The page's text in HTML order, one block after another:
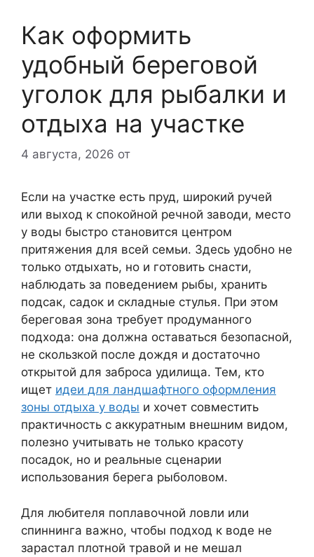
Как оформить
удобный береговой
уголок для рыбалки и
отдыха на участке
4 августа, 2026 от
Если на участке есть пруд, широкий ручей
или выход к спокойной речной заводи, место
у воды быстро становится центром
притяжения для всей семьи. Здесь удобно не
только отдыхать, но и готовить снасти,
наблюдать за поведением рыбы, хранить
подсак, садок и складные стулья. При этом
береговая зона требует продуманного
подхода: она должна оставаться безопасной,
не скользкой после дождя и достаточно
открытой для заброса удилища. Тем, кто
ищет идеи для ландшафтного оформления
зоны отдыха у воды и хочет совместить
практичность с аккуратным внешним видом,
полезно учитывать не только красоту
посадок, но и реальные сценарии
использования берега рыболовом.
Для любителя поплавочной ловли или
спиннинга важно, чтобы подход к воде не
зарастал плотной травой и не мешал